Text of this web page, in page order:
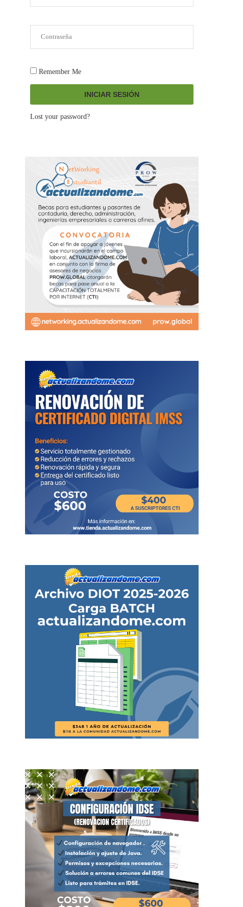
Remember Me
INICIAR SESIÓN
Lost your password?